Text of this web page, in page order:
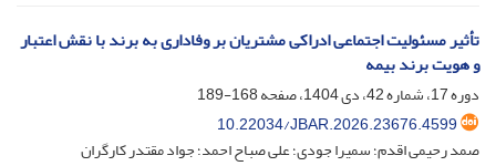
تأثیر مسئولیت اجتماعی ادراکی مشتریان بر وفاداری به برند با نقش اعتبار
و هویت برند بیمه
دوره 17، شماره 42، دی 1404، صفحه
168-189
10.22034/JBAR.2026.23676.4599
صمد رحیمی اقدم؛ سمیرا جودی؛ علی صباح احمد؛ جواد مقتدر کارگران